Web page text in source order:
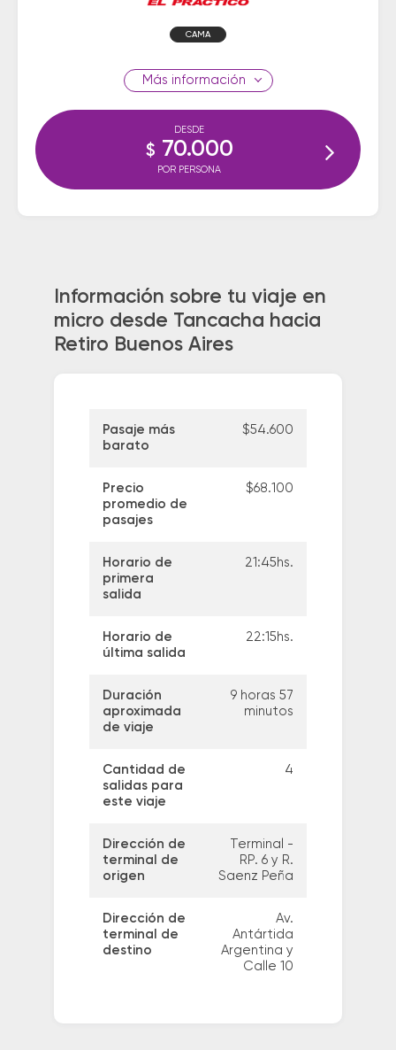
CAMA
información
DESDE
$ 70.000
POR PERSONA
Información sobre tu viaje en
micro desde Tancacha hacia
Retiro Buenos Aires
Pasaje más
barato
$54.600
Precio
promedio de
pasajes
$68.100
Horario de
primera
salida
21:45hs.
Horario de
última salida
22:15hs.
Duración
aproximada
de viaje
9 horas 57
minutos
Cantidad de
salidas para
este viaje
4
Dirección de
terminal de
origen
Terminal -
RP. 6 y R.
Saenz Peña
Dirección de
terminal de
destino
Av.
Antártida
Argentina y
Calle 10